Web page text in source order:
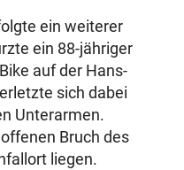
ein weiterer
ein 88-jähriger
auf der Hans-
sich dabei
Unterarmen.
Bruch des
liegen.